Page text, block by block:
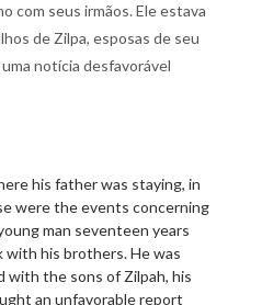
com seus irmãos. Ele estava
de Zilpa, esposas de seu
notícia desfavorável
his father was staying, in
were the events concerning
man seventeen years
with his brothers. He was
with the sons of Zilpah, his
an unfavorable report